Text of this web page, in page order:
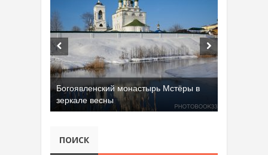
Богоявленский монастырь Мстёры в
зеркале весны
ПОИСК